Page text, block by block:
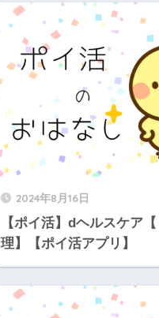
2024年8月16日
【ポイ活】dヘルスケア
理】【ポイ活アプリ】